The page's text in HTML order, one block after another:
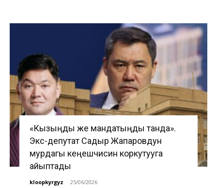
«Кызыңды же мандатыңды танда».
Экс-депутат Садыр Жапаровдун
мурдагы кеңешчисин коркутууга
айыптады
kloopkyrgyz - 25/06/2026